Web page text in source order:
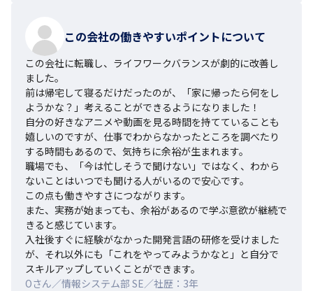
この会社の働きやすいポイントについて
この会社に転職し、ライフワークバランスが劇的に改善し
ました。
前は帰宅して寝るだけだったのが、「家に帰ったら何をし
ようかな？」考えることができるようになりました！
自分の好きなアニメや動画を見る時間を持てていることも
嬉しいのですが、仕事でわからなかったところを調べたり
する時間もあるので、気持ちに余裕が生まれます。
職場でも、「今は忙しそうで聞けない」ではなく、わから
ないことはいつでも聞ける人がいるので安心です。
この点も働きやすさにつながります。
また、実務が始まっても、余裕があるので学ぶ意欲が継続で
きると感じています。
入社後すぐに経験がなかった開発言語の研修を受けました
が、それ以外にも「これをやってみようかなと」と自分で
スキルアップしていくことができます。
Oさん／情報システム部 SE／社歴：3年